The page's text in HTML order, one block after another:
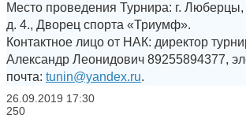
Место проведения Турнира: г.
д. 4., Дворец спорта «Триумф».
Контактное лицо от НАК: директор
Александр Леонидович 89255894377,
почта: tunin@yandex.ru.
26.09.2019 17:30
250